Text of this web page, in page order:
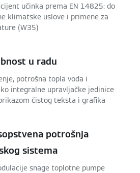
učinka prema EN 14825: do
klimatske uslove i primene za
(W35)
u radu
potrošna topla voda i
integralne upravljačke jedinice
čistog teksta i grafika
potrošnja
sistema
snage toplotne pumpe